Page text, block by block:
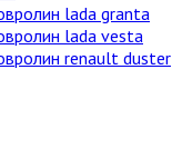
lada granta
lada vesta
renault duster